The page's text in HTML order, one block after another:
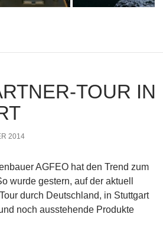
TOUR IN
2014
AGFEO hat den Trend zum
wurde gestern, auf der aktuell
durch Deutschland, in Stuttgart
noch ausstehende Produkte